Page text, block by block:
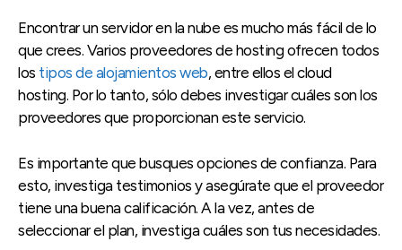
Encontrar un servidor en la nube es mucho más fácil de lo
que crees. Varios proveedores de hosting ofrecen todos
los tipos de alojamientos web, entre ellos el cloud
hosting. Por lo tanto, sólo debes investigar cuáles son los
proveedores que proporcionan este servicio.
Es importante que busques opciones de confianza. Para
esto, investiga testimonios y asegúrate que el proveedor
tiene una buena calificación. A la vez, antes de
seleccionar el plan, investiga cuáles son tus necesidades.